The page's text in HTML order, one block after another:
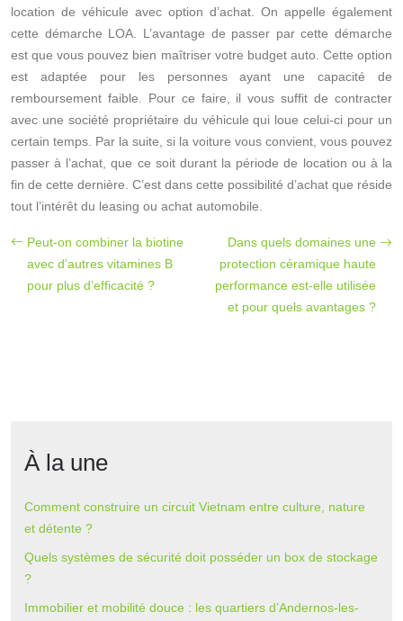
location de véhicule avec option d’achat. On appelle également
cette démarche LOA. L’avantage de passer par cette démarche
est que vous pouvez bien maîtriser votre budget auto. Cette option
est adaptée pour les personnes ayant une capacité de
remboursement faible. Pour ce faire, il vous suffit de contracter
avec une société propriétaire du véhicule qui loue celui-ci pour un
certain temps. Par la suite, si la voiture vous convient, vous pouvez
passer à l’achat, que ce soit durant la période de location ou à la
fin de cette dernière. C’est dans cette possibilité d’achat que réside
tout l’intérêt du leasing ou achat automobile.
Peut-on combiner la biotine
avec d’autres vitamines B
pour plus d’efficacité ?
Dans quels domaines une
protection céramique haute
performance est-elle utilisée
et pour quels avantages ?
À la une
Comment construire un circuit Vietnam entre culture, nature
et détente ?
Quels systèmes de sécurité doit posséder un box de stockage
?
Immobilier et mobilité douce : les quartiers d’Andernos-les-